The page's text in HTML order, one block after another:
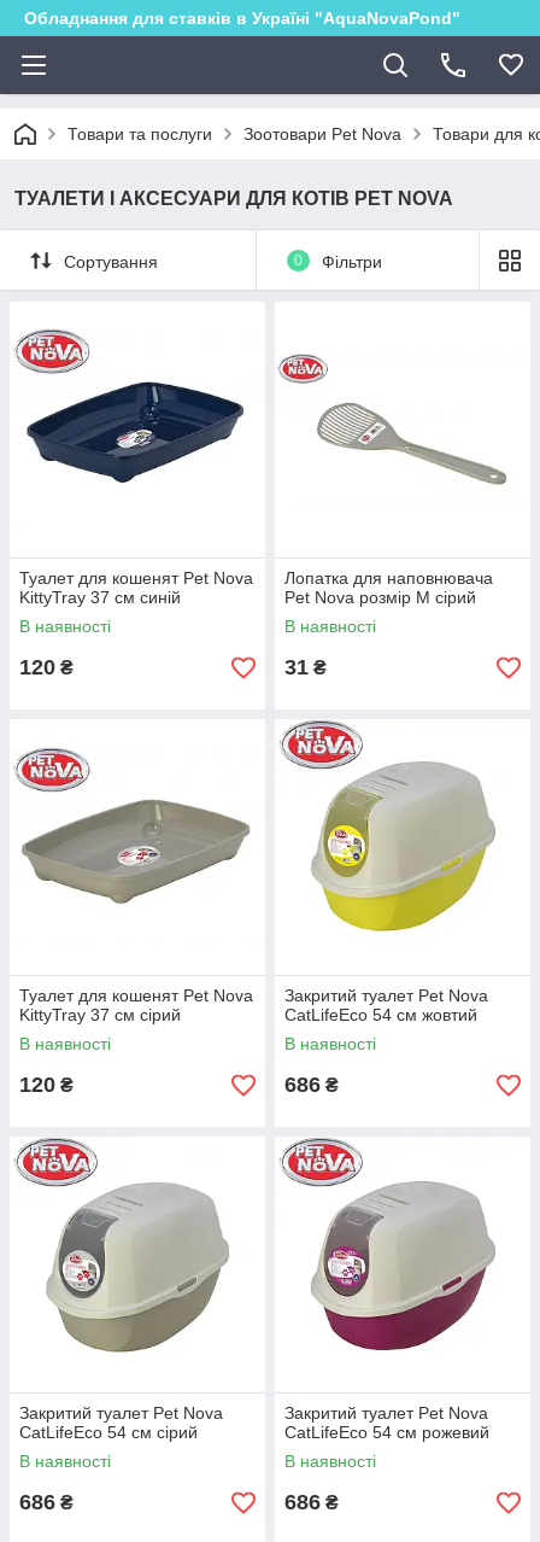
Обладнання для ставків в Україні "AquaNovaPond"
Товари та послуги Зоотовари Pet Nova Товари для
ТУАЛЕТИ І АКСЕСУАРИ ДЛЯ КОТІВ PET NOVA
Сортування 0 Фільтри
Туалет для кошенят Pet Nova
KittyTray 37 см синій
В наявності
120 ₴
Лопатка для наповнювача
Pet Nova розмір М сірий
В наявності
31 ₴
Туалет для кошенят Pet Nova
KittyTray 37 см сірий
В наявності
120 ₴
Закритий туалет Pet Nova
CatLifeEco 54 см жовтий
В наявності
686 ₴
Закритий туалет Pet Nova
CatLifeEco 54 см сірий
В наявності
686 ₴
Закритий туалет Pet Nova
CatLifeEco 54 см рожевий
В наявності
686 ₴